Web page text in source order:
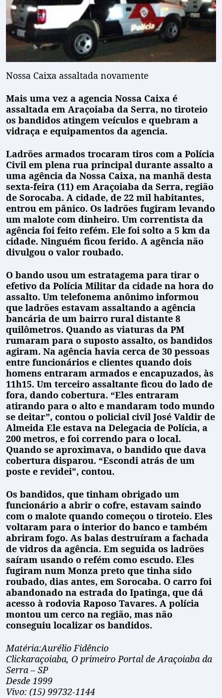
Nossa Caixa assaltada novamente
Mais uma vez a agencia Nossa Caixa é
assaltada em Araçoiaba da Serra, no tiroteio
os bandidos atingem veículos e quebram a
vidraça e equipamentos da agencia.
Ladrões armados trocaram tiros com a Polí­cia
Civil em plena rua principal durante assalto a
uma agência da Nossa Caixa, na manhã desta
sexta-feira (11) em Araçoiaba da Serra, região
de Sorocaba. A cidade, de 22 mil habitantes,
entrou em pânico. Os ladrões fugiram levando
um malote com dinheiro. Um correntista da
agência foi feito refém. Ele foi solto a 5 km da
cidade. Ninguém ficou ferido. A agência não
divulgou o valor roubado.
O bando usou um estratagema para tirar o
efetivo da Polí­cia Militar da cidade na hora do
assalto. Um telefonema anônimo informou
que ladrões estavam assaltando a agência
bancária de um bairro rural distante 8
quilômetros. Quando as viaturas da PM
rumaram para o suposto assalto, os bandidos
agiram. Na agência havia cerca de 30 pessoas
entre funcionários e clientes quando dois
homens entraram armados e encapuzados, às
11h15. Um terceiro assaltante ficou do lado de
fora, dando cobertura. “Eles entraram
atirando para o alto e mandaram todo mundo
se deitar”, contou o policial civil José Valdir de
Almeida Ele estava na Delegacia de Polícia, a
200 metros, e foi correndo para o local.
Quando se aproximava, o bandido que dava
cobertura disparou. “Escondi atrás de um
poste e revidei”, contou.
Os bandidos, que tinham obrigado um
funcionário a abrir o cofre, estavam saindo
com o malote quando começou o tiroteio. Eles
voltaram para o interior do banco e também
abriram fogo. As balas destruíram a fachada
de vidros da agência. Em seguida os ladrões
saí­ram usando o refém como escudo. Eles
fugiram num Monza preto que tinha sido
roubado, dias antes, em Sorocaba. O carro foi
abandonado na estrada do Ipatinga, que dá
acesso à rodovia Raposo Tavares. A polí­cia
montou um cerco na região, mas não
conseguiu localizar os bandidos.
Matéria:Aurélio Fidêncio
Clickaraçoiaba, O primeiro Portal de Araçoiaba da
Serra – SP
Desde 1999
Vivo: (15) 99732-1144